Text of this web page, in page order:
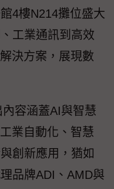
4樓N214攤位盛大
工業通訊到高效
決方案，展現數
容涵蓋AI與智慧
業自動化、智慧
創新應用，猶如
品牌ADI、AMD與